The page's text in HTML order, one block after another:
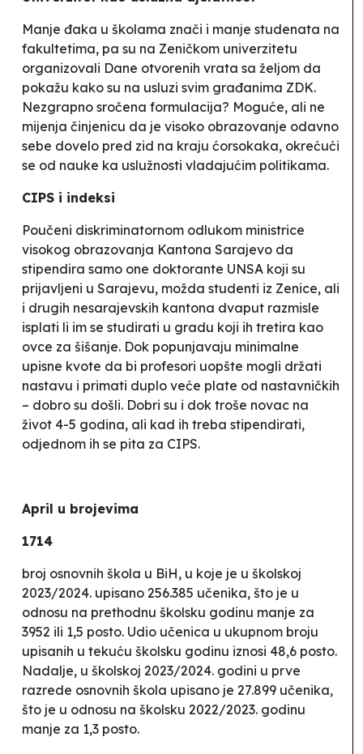
Manje đaka u školama znači i manje studenata na
fakultetima, pa su na Zeničkom univerzitetu
organizovali Dane otvorenih vrata sa željom da
pokažu kako su na usluzi svim građanima ZDK.
Nezgrapno sročena formulacija? Moguće, ali ne
mijenja činjenicu da je visoko obrazovanje odavno
sebe dovelo pred zid na kraju ćorsokaka, okrećući
se od nauke ka uslužnosti vladajućim politikama.
CIPS i indeksi
Poučeni diskriminatornom odlukom ministrice
visokog obrazovanja Kantona Sarajevo da
stipendira samo one doktorante UNSA koji su
prijavljeni u Sarajevu, možda studenti iz Zenice, ali
i drugih nesarajevskih kantona dvaput razmisle
isplati li im se studirati u gradu koji ih tretira kao
ovce za šišanje. Dok popunjavaju minimalne
upisne kvote da bi profesori uopšte mogli držati
nastavu i primati duplo veće plate od nastavničkih
– dobro su došli. Dobri su i dok troše novac na
život 4-5 godina, ali kad ih treba stipendirati,
odjednom ih se pita za CIPS.
April u brojevima
1714
broj osnovnih škola u BiH, u koje je u školskoj
2023/2024. upisano 256.385 učenika, što je u
odnosu na prethodnu školsku godinu manje za
3952 ili 1,5 posto. Udio učenica u ukupnom broju
upisanih u tekuću školsku godinu iznosi 48,6 posto.
Nadalje, u školskoj 2023/2024. godini u prve
razrede osnovnih škola upisano je 27.899 učenika,
što je u odnosu na školsku 2022/2023. godinu
manje za 1,3 posto.